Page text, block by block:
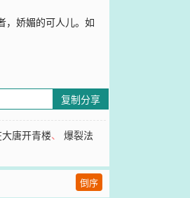
，娇媚的可人儿。如
复制分享
唐开青楼、爆裂法
倒序